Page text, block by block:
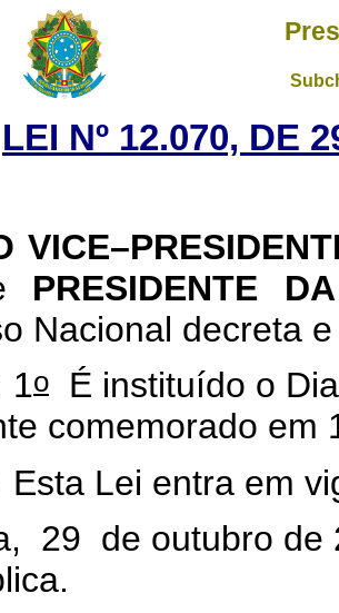
LEI Nº 12.070, DE
PRESIDENTE
Nacional decreta
o É instituído o
comemorado em
Lei entra em
29 de outubro de